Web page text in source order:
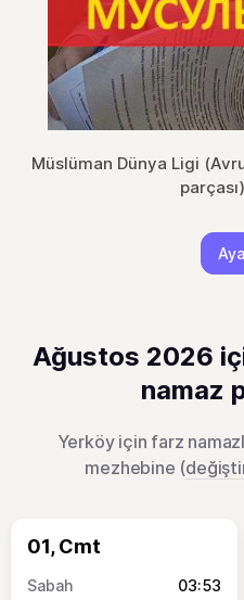
Müslüman Dünya Ligi
Ağustos 2026
namaz
Yerköy için farz
mezhebine (
01, Cmt
03:53